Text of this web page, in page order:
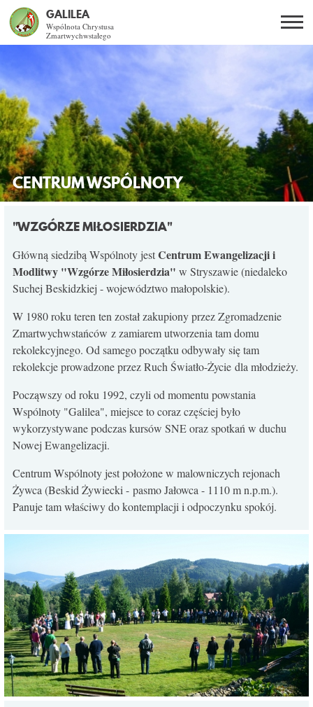
GALILEA
Wspólnota Chrystusa
Zmartwychwstałego
Szukaj
CO DAJE ŻYCIE Z JEZUSEM?
SPOTKANIA OTWARTE
DLA KOGO?
WSPÓLNOTA
KURSY SE
KONTAKT
CENTRUM WSPÓLNOTY
"WZGÓRZE MIŁOSIERDZIA"
Główną siedzibą Wspólnoty jestCentrum Ewangelizacji i
Modlitwy "Wzgórze Miłosierdzia" w Stryszawie (niedaleko
Suchej Beskidzkiej - województwo małopolskie).
W 1980 roku teren ten został zakupiony przez Zgromadzenie
Zmartwychwstańców z zamiarem utworzenia tam domu
rekolekcyjnego. Od samego początku odbywały się tam
rekolekcje prowadzone przez Ruch Światło-Życie dla młodzieży.
Począwszy od roku 1992, czyli od momentu powstania
Wspólnoty "Galilea", miejsce to coraz częściej było
wykorzystywane podczas kursów SNE oraz spotkań w duchu
Nowej Ewangelizacji.
Centrum Wspólnoty jest położone w malowniczych rejonach
Żywca (Beskid Żywiecki - pasmo Jałowca - 1110 m n.p.m.).
Panuje tam właściwy do kontemplacji i odpoczynku spokój.